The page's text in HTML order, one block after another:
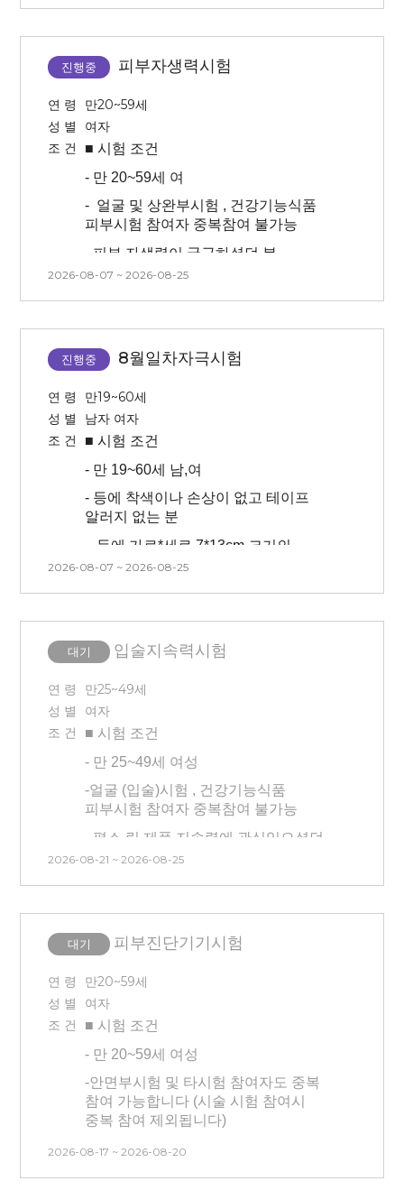
후 시술 진행됩니다. (방문 첫날만
(**안면부 좌우 중 시술 부위를 대상자
본인이 선택할 수 없습니다.
-본 시험은 시술(슈링크) 후 시험제품
적용에 따른 효과를 확인하는
시험이므로 시술 후 후 처지(진정, 관리
등)을 진행하지 않습니다.
치아 보철물이 있는 경우 개인에 따라
시술 시 통증이 더 있으실 수 있습니다.
초상권이 포함되어있는 시험입니다
(모집 시 셀카 보내주셔야 합니다 /
선정시 추후 취소 불가합니다 ) :
-센터 내 대기 시간 동안은 시술 전/후
모두 제품(스킨, 로션x)을 바르지 않은
상태에서 대기가 진행됩니다.
-시술 후 시술 부위에 붓기와 멍 등의
있고, 회복 기간은 개인에 따라 다를 수
있습니다.
-3개월 내 시술 경험이 없는 사람(피부
관련 시술 및 속눈썹 연장, 눈썹문신,
피해주세요!
-
본 시험은 피부과 예약으로 인해 시간
진행중 피부자생력시험
연 령
만20~59세
성 별
여자
조 건
■ 시험 조건
- 만 20~59세 여
- 얼굴 및 상완부시험 , 건강기능식품
피부시험 참여자 중복참여 불가능
피부 자생력이 궁금하셨던 분
-상완부 자외선 조사 진행 시험입니다(
해당 부위 상처 및 자국 없으신 분)
-상완부 물리적자극 진행시험입니다
(붉은증상 생길 수 있으니 예민하신
분은 피해주세요!)
-3개월 내 시술 경험이 없는 사람(피부
관련 시술 및 속눈썹 연장, 눈썹문신,
피부 관리 모두 없는 분)
2026-08-07 ~ 2026-08-25
진행중 8월일차자극시험
연 령
만19~60세
성 별
남자 여자
조 건
■ 시험 조건
- 만 19~60세 남,여
- 등에 착색이나 손상이 없고 테이프
알러지 없는 분
등에 가로*세로 7*13cm 크기의
패치를 24시간 붙이고 있어야 함(물에
물샤워 가능(등에 바디워시, 샴푸 등의
-시험기간동안 땀, 열이 나는 활동은
지양해주세요
등이 가려워도 긁거나 패치 부착한
부위에 상처 생기지 않도록
유의해주세요
2026-08-07 ~ 2026-08-25
대기 입술지속력시험
연 령
만25~49세
성 별
여자
조 건
■ 시험 조건
- 만 25~49세 여성
-얼굴 (입술)시험 , 건강기능식품
피부시험 참여자 중복참여 불가능
평소 립 제품 지속력에 관심있으셨던
분
-립 지속력 평가를 위해 장내대기있는
-
안면부 24시간 세정 불가합니다
-첫 방 문 기준 24시간 양치 불가
-방문 3일 전 부터 인공눈물 및 안약
사용 불가
- 3개월 내 시술 경험이 없는 사람(피부
관련 시술 및 속눈썹 연장, 눈썹문신,
피부 관리 모두 없는 분)
립 제품을 유지해주신 동안
●과한 운동 및 땀이 나는 활동 불가
●장시간 외출 및 햇빛 노출 지양
2026-08-21 ~ 2026-08-25
대기 피부진단기기시험
연 령
만20~59세
성 별
여자
조 건
■ 시험 조건
- 만 20~59세 여성
-안면부시험 및 타시험 참여자도 중복
참여 가능합니다 (시술 시험 참여시
중복 참여 제외됩니다)
- 피부기기로 피부 측정하는
2026-08-17 ~ 2026-08-20